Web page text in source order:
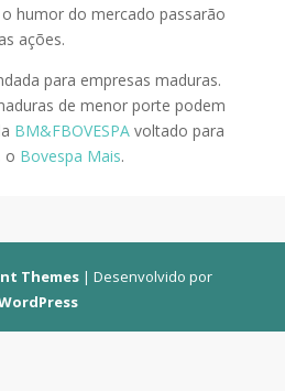
humor do mercado passarão
ações.
para empresas maduras.
de menor porte podem
BM&FBOVESPAvoltado para
o Bovespa Mais.
Themes| Desenvolvido por